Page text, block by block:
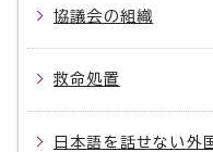
協議会の組織
救命処置
日本語を話せない外